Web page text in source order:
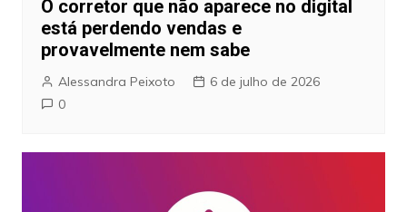
O corretor que não aparece no digital
está perdendo vendas e
provavelmente nem sabe
Alessandra Peixoto
6 de julho de 2026
0